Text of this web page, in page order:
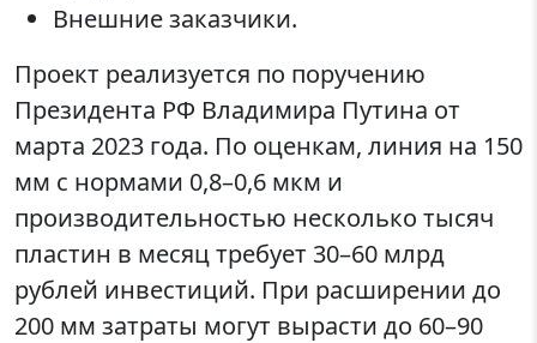
Внешние заказчики.
Проект реализуется по поручению
Президента РФ Владимира Путина от
марта 2023 года. По оценкам, линия на 150
мм с нормами 0,8–0,6 мкм и
производительностью несколько тысяч
пластин в месяц требует 30–60 млрд
рублей инвестиций. При расширении до
200 мм затраты могут вырасти до 60–90